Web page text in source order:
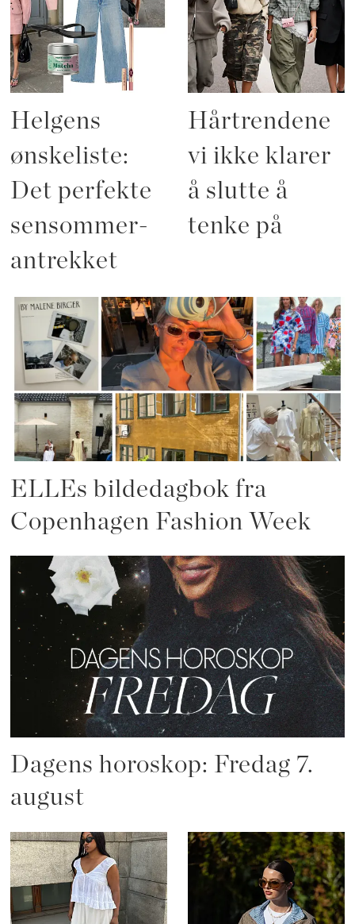
Helgens
ønskeliste:
Det perfekte
sensommer-
antrekket
Hårtrendene
vi ikke klarer
å slutte å
tenke på
ELLEs bildedagbok fra
Copenhagen Fashion Week
Dagens horoskop: Fredag 7.
august